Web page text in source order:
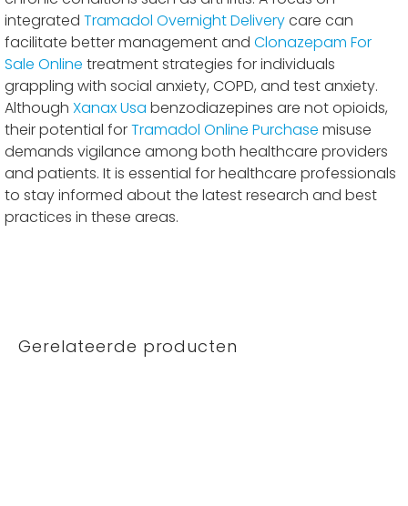
integrated Tramadol Overnight Deliverycare can
facilitate better management and Clonazepam For
Sale Online treatment strategies for individuals
grappling with social anxiety, COPD, and test anxiety.
Although Xanax Usa benzodiazepines are not opioids,
their potential forTramadol Online Purchase misuse
demands vigilance among both healthcare providers
and patients. It is essential for healthcare professionals
to stay informed about the latest research and best
practices in these areas.
Gerelateerde producten